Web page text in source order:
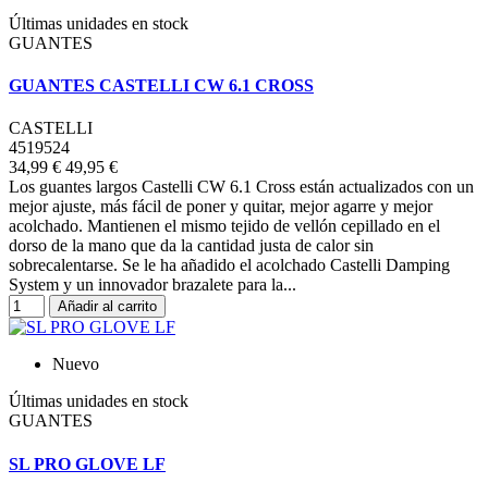
Últimas unidades en stock
GUANTES
GUANTES CASTELLI CW 6.1 CROSS
CASTELLI
4519524
34,99 € 49,95 €
Los guantes largos Castelli CW 6.1 Cross están actualizados con un
mejor ajuste, más fácil de poner y quitar, mejor agarre y mejor
acolchado. Mantienen el mismo tejido de vellón cepillado en el
dorso de la mano que da la cantidad justa de calor sin
sobrecalentarse. Se le ha añadido el acolchado Castelli Damping
System y un innovador brazalete para la...
Añadir al carrito
Nuevo
Últimas unidades en stock
GUANTES
SL PRO GLOVE LF